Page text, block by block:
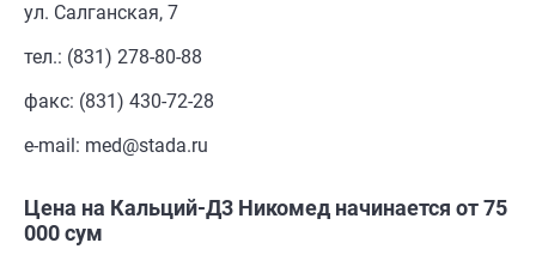
ул. Салганская, 7
тел.: (831) 278-80-88
факс: (831) 430-72-28
e-mail: med@stada.ru
Цена на Кальций-Д3 Никомед начинается от 75
000 сум